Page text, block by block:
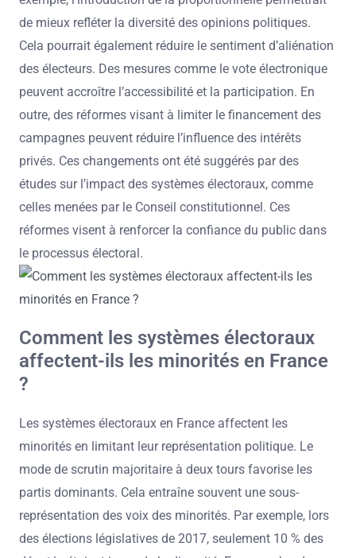
de mieux refléter la diversité des opinions politiques.
Cela pourrait également réduire le sentiment d’aliénation
des électeurs. Des mesures comme le vote électronique
peuvent accroître l’accessibilité et la participation. En
outre, des réformes visant à limiter le financement des
campagnes peuvent réduire l’influence des intérêts
privés. Ces changements ont été suggérés par des
études sur l’impact des systèmes électoraux, comme
celles menées par le Conseil constitutionnel. Ces
réformes visent à renforcer la confiance du public dans
le processus électoral.
Comment les systèmes électoraux
affectent-ils les minorités en France
?
Les systèmes électoraux en France affectent les
minorités en limitant leur représentation politique. Le
mode de scrutin majoritaire à deux tours favorise les
partis dominants. Cela entraîne souvent une sous-
représentation des voix des minorités. Par exemple, lors
des élections législatives de 2017, seulement 10 % des